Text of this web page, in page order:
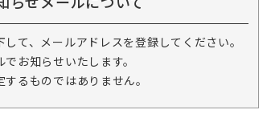
て、メールアドレスを登録してください。
お知らせいたします。
るものではありません。